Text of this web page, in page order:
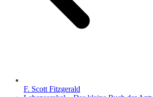
F. Scott Fitzgerald